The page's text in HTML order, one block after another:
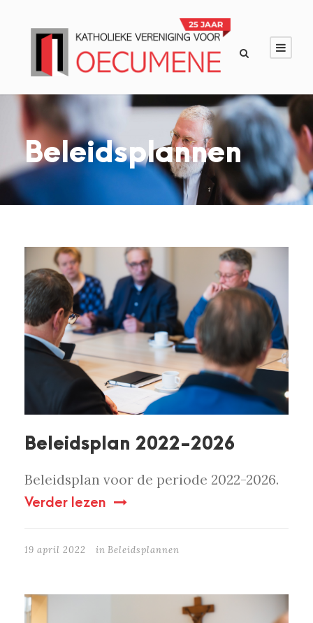
Beleidsplannen
Beleidsplan 2022-2026
Beleidsplan voor de periode 2022-2026.
Verder lezen
19 april 2022 in Beleidsplannen